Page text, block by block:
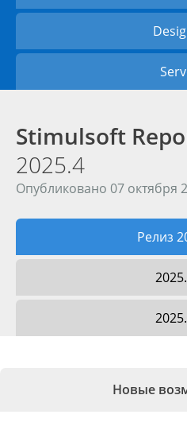
Stimulsoft
2025.4
Опубликовано 07 октября
Релиз
Новые